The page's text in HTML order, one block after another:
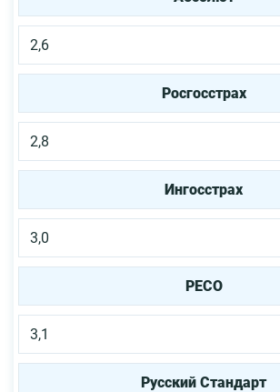
2,6
Росгосстрах
2,8
Ингосстрах
3,0
РЕСО
3,1
Русский Стандарт